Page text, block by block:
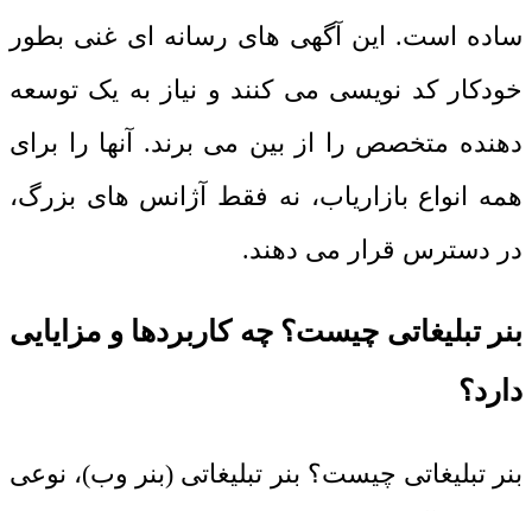
ساده است. این آگهی ‌های رسانه ‌ای غنی بطور
خودکار کد نویسی می ‌کنند و نیاز به یک توسعه
‌دهنده متخصص را از بین می ‌برند. آنها را برای
همه انواع بازاریاب، نه فقط آژانس ‌های بزرگ،
در دسترس قرار می ‌دهند.
بنر تبلیغاتی چیست؟ چه کاربردها و مزایایی
دارد؟
بنر تبلیغاتی چیست؟ بنر تبلیغاتی (بنر وب)، نوعی